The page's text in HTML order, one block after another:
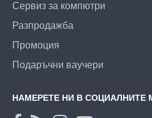
Сервиз за компютри
Разпродажба
Промоция
Подаръчни ваучери
НАМЕРЕТЕ НИ В СОЦИАЛНИТЕ